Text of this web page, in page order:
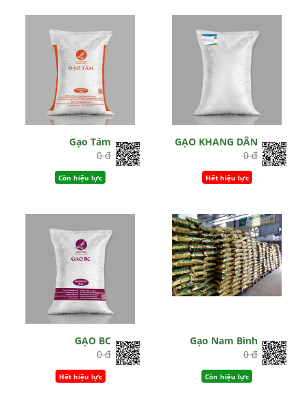
Gạo Tám
0 đ
Còn hiệu lực
GẠO KHANG DÂN
0 đ
Hết hiệu lực
GẠO BC
0 đ
Hết hiệu lực
Gạo Nam Bình
0 đ
Còn hiệu lực